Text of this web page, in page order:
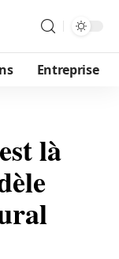
Entreprise
là